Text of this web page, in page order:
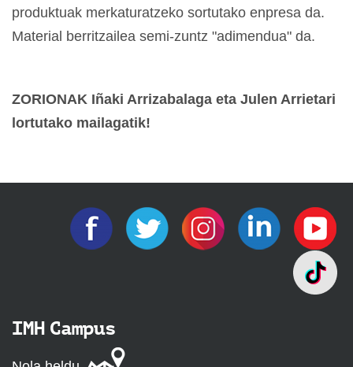
produktuak merkaturatzeko sortutako enpresa da.
Material berritzailea semi-zuntz "adimendua" da.
ZORIONAK Iñaki Arrizabalaga eta Julen Arrietari
lortutako mailagatik!
IMH Campus